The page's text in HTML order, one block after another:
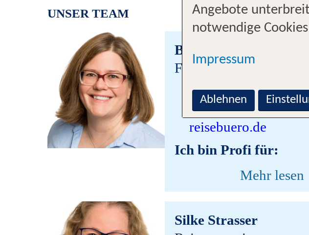
UNSER TEAM
Britta Klepgen
Filialleiterin
02102-129650
ratingen2@tui-
reisebuero.de
Ich bin Profi für:
Mehr lesen
Silke Strasser
Angebote
notwendige
Impressum
Ablehnen